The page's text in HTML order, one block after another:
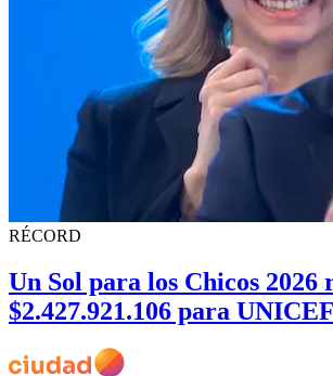
RÉCORD
Un Sol para los Chicos 2026
$2.427.921.106 para UNICEF